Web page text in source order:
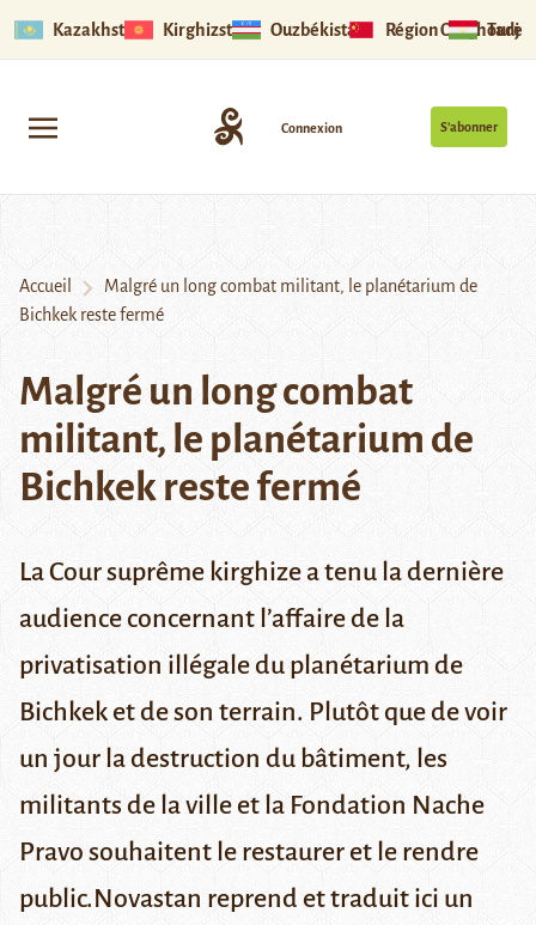
Kazakhstan Kirghizstan Ouzbékistan Région Ouïghoure
S’abonner
Connexion
Accueil
Malgré un long combat militant, le planétarium de
Bichkek reste fermé
Malgré un long combat
militant, le planétarium de
Bichkek reste fermé
La Cour suprême kirghize a tenu la dernière
audience concernant l’affaire de la
privatisation illégale du planétarium de
Bichkek et de son terrain. Plutôt que de voir
un jour la destruction du bâtiment, les
militants de la ville et la Fondation Nache
Pravo souhaitent le restaurer et le rendre
public.Novastan reprend et traduit ici un